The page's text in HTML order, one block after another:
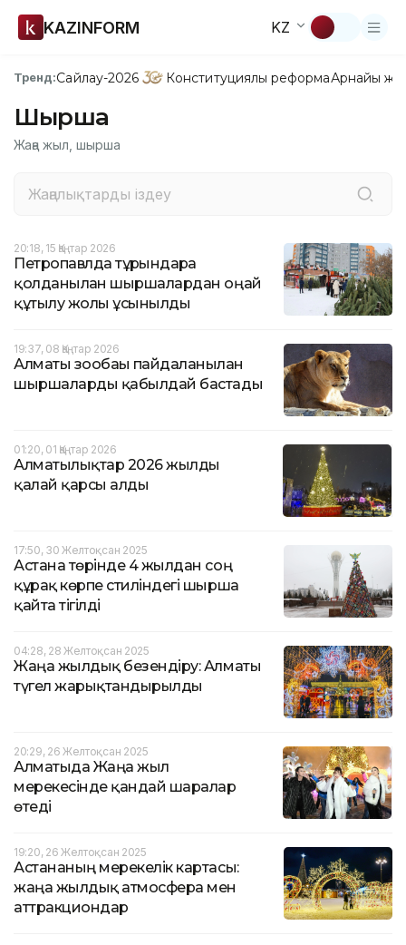
KAZINFORM KZ
Тренд:Сайлау-2026 Конституциялық реформаАрнайы
Шырша
Жаңа жыл, шырша
20:18, 15 Қаңтар 2026
Петропавлда тұрғындарға
қолданылған шыршалардан оңай
құтылу жолы ұсынылды
19:37, 08 Қаңтар 2026
Алматы зообағы пайдаланылған
шыршаларды қабылдай бастады
01:20, 01 Қаңтар 2026
Алматылықтар 2026 жылды
қалай қарсы алды
17:50, 30 Желтоқсан 2025
Астана төрінде 4 жылдан соң
құрақ көрпе стиліндегі шырша
қайта тігілді
04:28, 28 Желтоқсан 2025
Жаңа жылдық безендіру: Алматы
түгел жарықтандырылды
20:29, 26 Желтоқсан 2025
Алматыда Жаңа жыл
мерекесінде қандай шаралар
өтеді
19:20, 26 Желтоқсан 2025
Астананың мерекелік картасы:
жаңа жылдық атмосфера мен
аттракциондар